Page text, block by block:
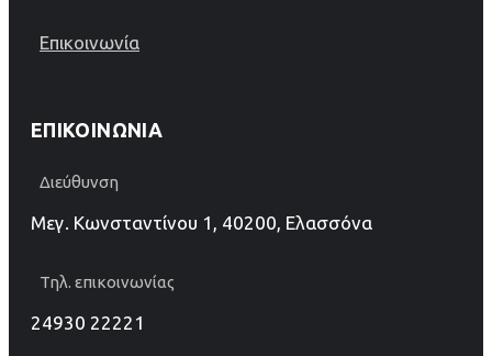
Επικοινωνία
ΕΠΙΚΟΙΝΩΝΊΑ
Διεύθυνση
Μεγ. Κωνσταντίνου 1, 40200, Ελασσόνα
Τηλ. επικοινωνίας
24930 22221